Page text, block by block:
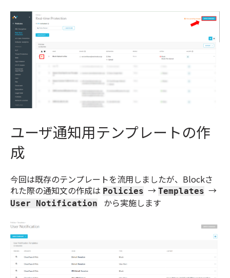
ユーザ通知用テンプレートの作
成
今回は既存のテンプレートを流用しましたが、Blockさ
れた際の通知文の作成は Policies → Templates →
User Notification から実施します